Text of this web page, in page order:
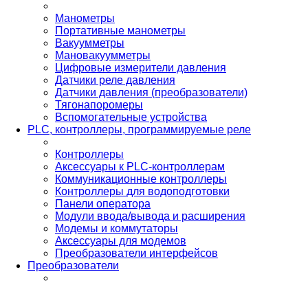
Манометры
Портативные манометры
Вакуумметры
Мановакуумметры
Цифровые измерители давления
Датчики реле давления
Датчики давления (преобразователи)
Тягонапоромеры
Вспомогательные устройства
PLС, контроллеры, программируемые реле
Контроллеры
Аксессуары к PLC-контроллерам
Коммуникационные контроллеры
Контроллеры для водоподготовки
Панели оператора
Модули ввода/вывода и расширения
Модемы и коммутаторы
Аксессуары для модемов
Преобразователи интерфейсов
Преобразователи